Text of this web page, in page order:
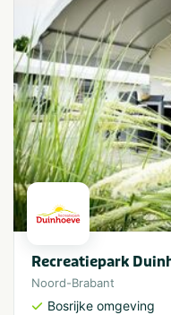
Recreatiepark
Noord-Brabant
Bosrijke omgeving